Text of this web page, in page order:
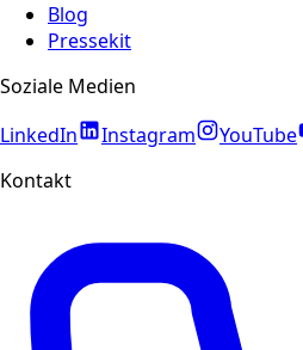
Blog
Pressekit
Soziale Medien
LinkedIn
Instagram
YouTube
Kontakt